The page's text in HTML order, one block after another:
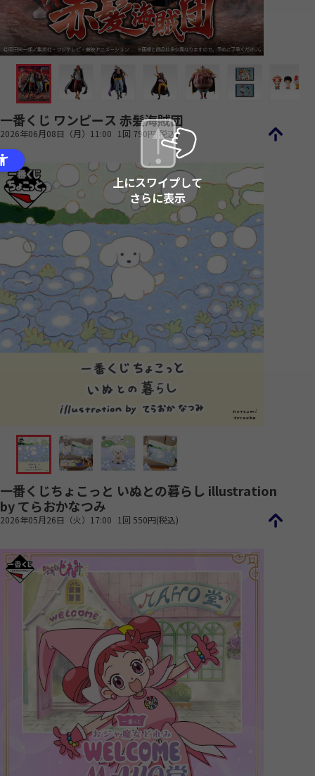
上にスワイプして
さらに表示
一番くじ ワンピース 赤髪海賊団
2026年06月08日（月）11:00 1回 790円(税込)
一番くじちょこっと いぬとの暮らし illustration
by てらおかなつみ
2026年05月26日（火）17:00 1回 550円(税込)